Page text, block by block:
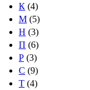
К (4)
М (5)
Н (3)
П (6)
Р (3)
С (9)
Т (4)